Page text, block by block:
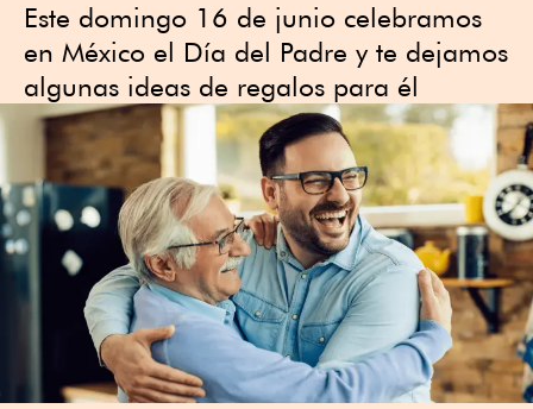
Este domingo 16 de junio celebramos
en México el Día del Padre y te dejamos
algunas ideas de regalos para él